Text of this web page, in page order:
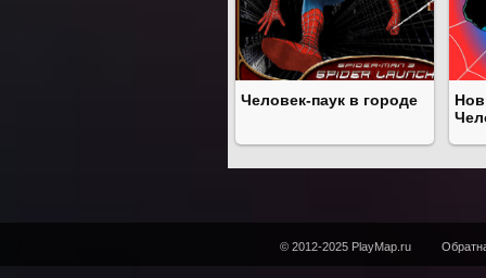
Человек-паук в городе
© 2012-2025 PlayMap.ru